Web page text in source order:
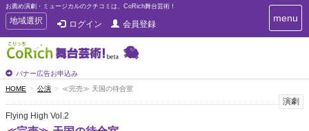
お薦め演劇・ミュージカルのクチコミは、CoRich舞台芸術！
T
o
g
g
e
n
a
v
地域選択 ログイン 会員登録
バナー広告お申込み
T
o
menu
HOME 公演 ≪完売≫ 天国の待合室
演劇
Flying High Vol.2